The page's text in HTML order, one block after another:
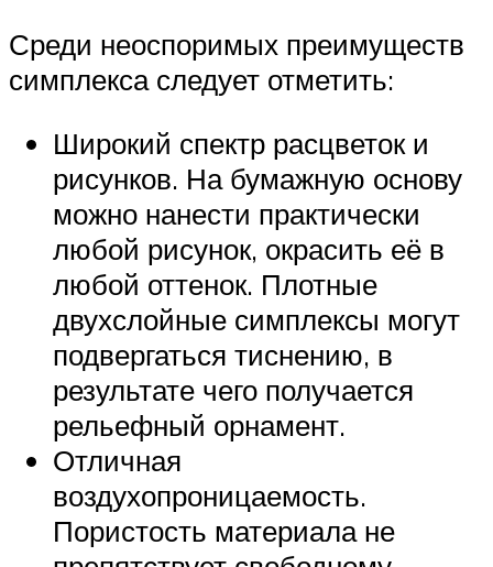
Среди неоспоримых преимуществ
симплекса следует отметить:
Широкий спектр расцветок и
рисунков. На бумажную основу
можно нанести практически
любой рисунок, окрасить её в
любой оттенок. Плотные
двухслойные симплексы могут
подвергаться тиснению, в
результате чего получается
рельефный орнамент.
Отличная
воздухопроницаемость.
Пористость материала не